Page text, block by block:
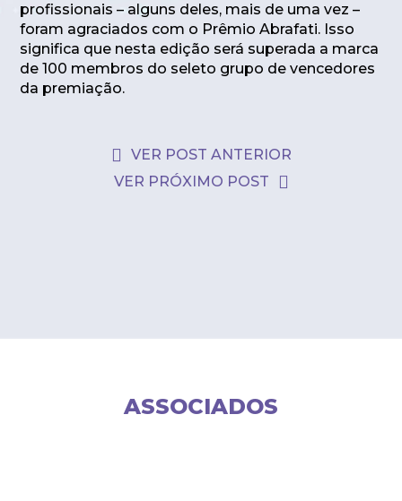
profissionais – alguns deles, mais de uma vez –
foram agraciados com o Prêmio Abrafati. Isso
significa que nesta edição será superada a marca
de 100 membros do seleto grupo de vencedores
da premiação.
VER POST ANTERIOR
VER PRÓXIMO POST
ASSOCIADOS